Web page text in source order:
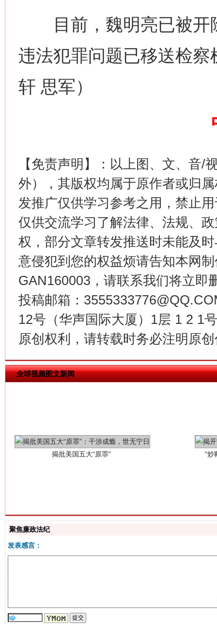
目前，魏明亮已被开
违法犯罪问题已移送检
轩 思军）
【免责声明】：以上图、文、音/
外），其版权均属于原作者或归
发推广仅供学习参考之用，禁止
仅供交流学习了解法律、法规、
权，部分文章转发推送时未能及
意侵犯到您的权益烦请告知本网
GAN160003，请联系我们将立即
投稿邮箱：
12号（华声国际大厦）1层 1 2 1
原创权利，请转载时务必注明原
全球视频图文新闻
在谋一域中谋全局
“刷贴”乱象丛生
生
解纷+调解+退费，一次搞定
聚焦廉政法纪
发表感言：